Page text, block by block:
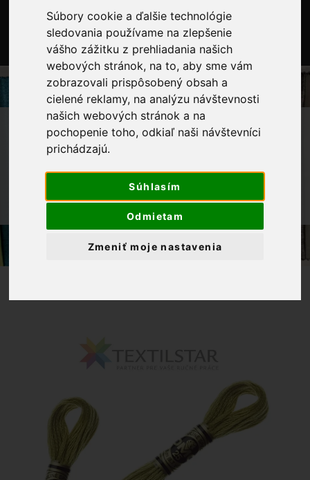
Súbory cookie a ďalšie technológie
sledovania používame na zlepšenie
vášho zážitku z prehliadania našich
webových stránok, na to, aby sme vám
zobrazovali prispôsobený obsah a
cielené reklamy, na analýzu návštevnosti
našich webových stránok a na
pochopenie toho, odkiaľ naši návštevníci
prichádzajú.
Súhlasím
Odmietam
Zmeniť moje nastavenia
0
OBCHOD GALANTÉRIA
BAVLNKY NA VYŠÍVANIE
DMC MOULINÉ SPÉCIAL
MULINKY NA VYŠÍVANIE DMC 734 -
ZELENÁ